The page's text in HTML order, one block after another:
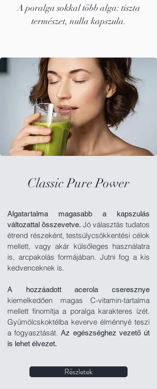
A poralga sokkal több alga: tiszta
természet, nulla kapszula.
Classic Pure Power
Algatartalma magasabb a kapszulás
változattal összevetve. Jó választás tudatos
étrend részeként, testsúlycsökkentési célok
mellett, vagy akár külsőleges használatra
is, arcpakolás formájában. Jutni fog a kis
kedvenceknek is.
A hozzáadott acerola cseresznye
kiemelkedően magas C-vitamin-tartalma
mellett finomítja a poralga karakteres ízét.
Gyümölcskoktélba keverve élménnyé teszi
a fogyasztását. Az egészséghez vezető út
is lehet élvezet.
Részletek